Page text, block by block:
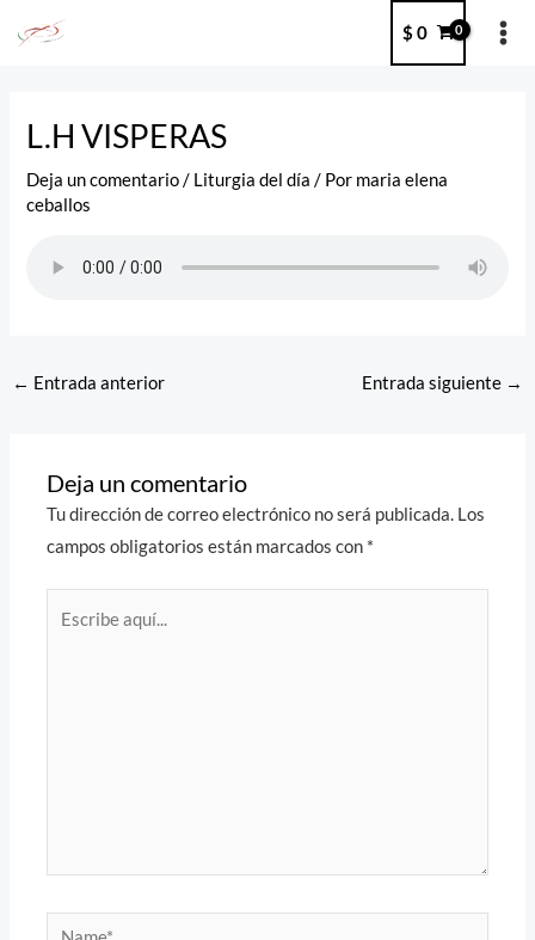
$ 0
L.H VISPERAS
Deja un comentario / Liturgia del día / Por maria elena
ceballos
← Entrada anterior Entrada siguiente →
Deja un comentario
Tu dirección de correo electrónico no será publicada. Los
campos obligatorios están marcados con *
Name*